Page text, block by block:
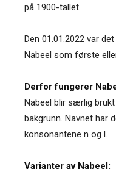
på 1900-tallet.
Den 01.01.2022 var
Nabeel som første
Derfor fungerer
Nabeel blir særlig
bakgrunn. Navnet har
konsonantene n og l.
Varianter av Nabeel: